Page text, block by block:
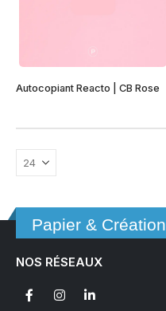
produit
plusieurs
Les
options
choisies
la
page
du
Autocopiant Reacto | CB Rose
Papier & Création
NOS RÉSEAUX